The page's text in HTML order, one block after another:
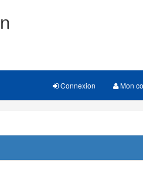
Connexion Mon